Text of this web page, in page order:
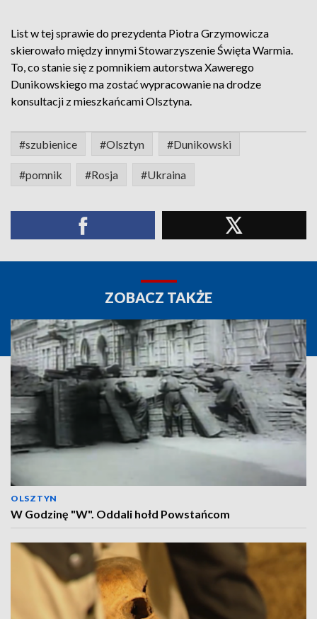
List w tej sprawie do prezydenta Piotra Grzymowicza
skierowało między innymi Stowarzyszenie Święta Warmia.
To, co stanie się z pomnikiem autorstwa Xawerego
Dunikowskiego ma zostać wypracowanie na drodze
konsultacji z mieszkańcami Olsztyna.
#szubienice #Olsztyn #Dunikowski
#pomnik #Rosja #Ukraina
ZOBACZ TAKŻE
OLSZTYN
W Godzinę "W". Oddali hołd Powstańcom